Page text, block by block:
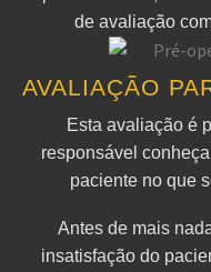
de avaliação
AVALIAÇÃO
Esta avaliação é
responsável
paciente no que
Antes de mais
insatisfação do